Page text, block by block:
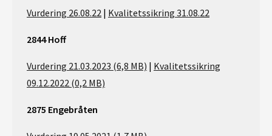
Vurdering 26.08.22 | Kvalitetssikring 31.08.22
2844 Hoff
Vurdering 21.03.2023 (6,8 MB) | Kvalitetssikring
09.12.2022 (0,2 MB)
2875 Engebråten